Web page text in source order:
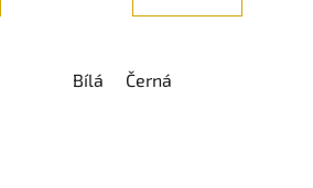
Bílá Černá